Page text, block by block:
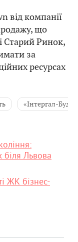
від компанії
що
Старий Ринок,
за
ресурсах
«Інтергал-Буд»
Львова
ЖК бізнес-